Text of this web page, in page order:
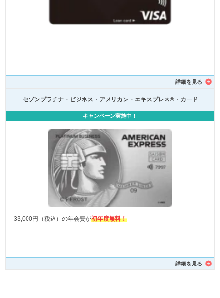
詳細を見る
セゾンプラチナ・ビジネス・アメリカン・エキスプレス®・カード
33,000円（税込）の年会費が初年度無料！
キャンペーン実施中！
詳細を見る